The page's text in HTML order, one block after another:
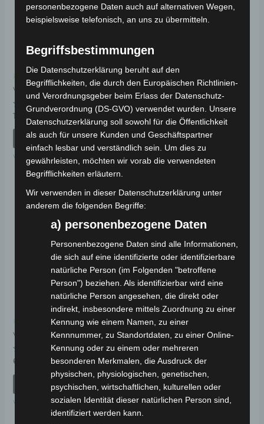
Kostenloser Versand
VB7 BATTERIESCHLITTE
Bewertet
mit
0
19,00
IN DEN WARENKORB
VB7
VB7 VORDERER
BREMSSATTEL
Bewertet
0
von
5
49,00€ *
IN DEN WARENKORB
VB7
Kostenloser Versand
VB7 SATTEL
Bewertet
0
69,00
IN DEN WARENKORB
VB7
personenbezogene Daten auch auf alternativen Wegen,
beispielsweise telefonisch, an uns zu übermitteln.
Begriffsbestimmungen
Die Datenschutzerklärung beruht auf den
Begrifflichkeiten, die durch den Europäischen Richtlinien-
und Verordnungsgeber beim Erlass der Datenschutz-
Grundverordnung (DS-GVO) verwendet wurden. Unsere
Datenschutzerklärung soll sowohl für die Öffentlichkeit
als auch für unsere Kunden und Geschäftspartner
einfach lesbar und verständlich sein. Um dies zu
gewährleisten, möchten wir vorab die verwendeten
Begrifflichkeiten erläutern.
Wir verwenden in dieser Datenschutzerklärung unter
anderem die folgenden Begriffe:
a) personenbezogene Daten
Personenbezogene Daten sind alle Informationen,
die sich auf eine identifizierte oder identifizierbare
natürliche Person (im Folgenden "betroffene
Person") beziehen. Als identifizierbar wird eine
natürliche Person angesehen, die direkt oder
indirekt, insbesondere mittels Zuordnung zu einer
Kennung wie einem Namen, zu einer
Kennnummer, zu Standortdaten, zu einer Online-
Kennung oder zu einem oder mehreren
besonderen Merkmalen, die Ausdruck der
physischen, physiologischen, genetischen,
psychischen, wirtschaftlichen, kulturellen oder
sozialen Identität dieser natürlichen Person sind,
identifiziert werden kann.